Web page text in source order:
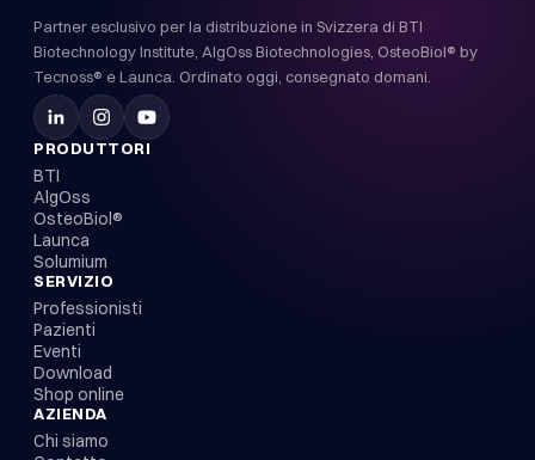
Partner esclusivo per la distribuzione in Svizzera di BTI
Biotechnology Institute, AlgOss Biotechnologies, OsteoBiol® by
Tecnoss® e Launca. Ordinato oggi, consegnato domani.
PRODUTTORI
BTI
AlgOss
OsteoBiol®
Launca
Solumium
SERVIZIO
Professionisti
Pazienti
Eventi
Download
Shop online
AZIENDA
Chi siamo